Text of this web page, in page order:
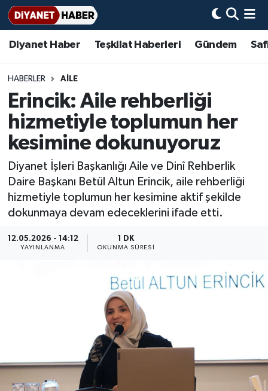
Diyanet Haber Teşkilat Haberleri Gündem
HABERLER AİLE
Erincik: Aile rehberliği
hizmetiyle toplumun her
kesimine dokunuyoruz
Diyanet İşleri Başkanlığı Aile ve Dinî Rehberlik
Daire Başkanı Betül Altun Erincik, aile rehberliği
hizmetiyle toplumun her kesimine aktif şekilde
dokunmaya devam edeceklerini ifade etti.
12.05.2026 - 14:12
YAYINLANMA
1 DK
OKUNMA SÜRESI
Diyanet Haber
Teşkilat Haberleri
Adana Müftülüğü
Adıyaman Müftülüğü
Afyonkarahisar Müftülüğü
Ağrı Müftülüğü
Aksaray Müftülüğü
Amasya Müftülüğü
Ardahan Müftülüğü
Artvin Müftülüğü
Aydın Müftülüğü
Balıkesir Müftülüğü
Gündem
#Keşfet
Bir Ayet
Bir Hikaye
Biyografiler
Dini kavramlar
Diyanet Bilgi
Diyanet Takvimi
Peygamberimizin Hayatı
Basında Bugün
DİYANET eKİTAP
Aile Dergisi
Aylık Dergi
DİYANET AKADEMİ
DİYANET GENÇLİK
DİYANET RADYO/TV
İmam Hatip Okulları
Başmakale
Hadis-i Şerifler
Hayat Okumaları
Nöbetçi Eczaneler
Hava Durumu
Ankara Namaz Vakitleri
Trafik Durumu
Süper Lig Puan Durumu ve Fikstür
Tüm Manşetler